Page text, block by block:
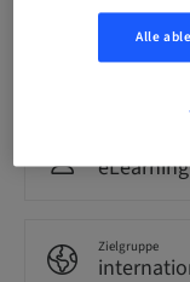
Punkte
0.00
eLearning
Zielgruppe
Alle